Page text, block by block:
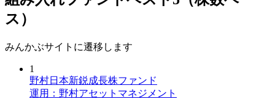
ス）
みんかぶサイトに遷移します
1
野村日本新鋭成長株ファンド
運用：野村アセットマネジメント